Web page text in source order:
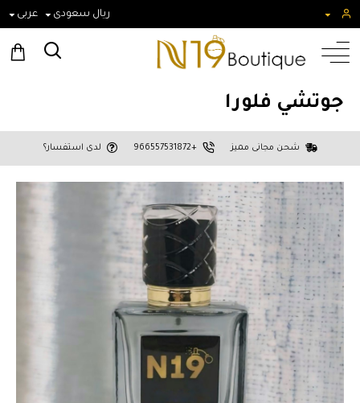
ريال سعودى عربى
جوتشي فلورا
شحن مجانى مميز +966557531872 لدى استفسار؟